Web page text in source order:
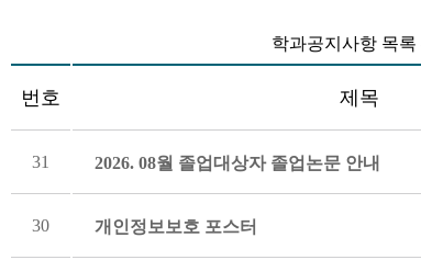
학과공지사항 목
번호 제목
31 2026. 08월 졸업대상자 졸업논문 안내
30 개인정보보호 포스터